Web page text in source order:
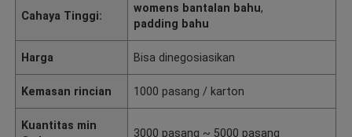
Cahaya Tinggi:
womens bantalan bahu,
padding bahu
Harga Bisa dinegosiasikan
Kemasan rincian 1000 pasang / karton
Kuantitas min
3000 pasang ~ 5000 pasang